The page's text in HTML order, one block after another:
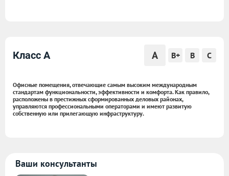
Класс A A B+ B C
Офисные помещения, отвечающие самым высоким международным
стандартам функциональности, эффективности и комфорта. Как правило,
расположены в престижных сформированных деловых районах,
управляются профессиональными операторами и имеют развитую
собственную или прилегающую инфраструктуру.
Ваши консультанты